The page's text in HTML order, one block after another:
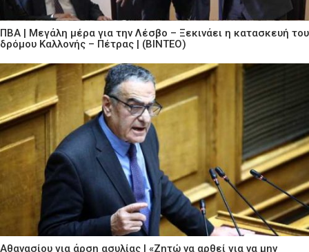
ΠΒΑ | Μεγάλη μέρα για την Λέσβο – Ξεκινάει η κατασκευή του
δρόμου Καλλονής – Πέτρας | (ΒΙΝΤΕΟ)
Αθανασίου για άρση ασυλίας | «Ζητώ να αρθεί για να μην